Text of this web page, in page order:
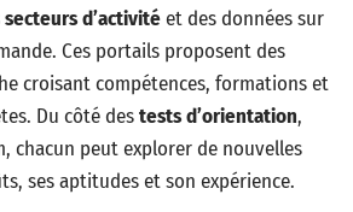
secteurs d’activitéet des données sur
Ces portails proposent des
croisant compétences, formations et
Du côté destests d’orientation,
chacun peut explorer de nouvelles
ses aptitudes et son expérience.